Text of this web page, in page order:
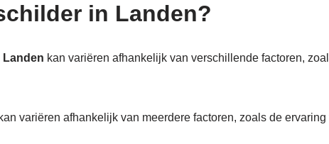
in Landen?
kan variëren afhankelijk van verschillende factoren,
kan variëren afhankelijk van meerdere factoren, zoals de